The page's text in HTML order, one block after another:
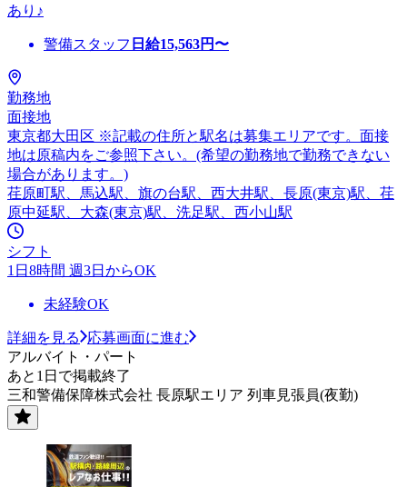
あり♪
警備スタッフ 日給15,563円〜
勤務地
面接地
東京都大田区 ※記載の住所と駅名は募集エリアです。面接
地は原稿内をご参照下さい。(希望の勤務地で勤務できない
場合があります。)
荏原町駅、馬込駅、旗の台駅、西大井駅、長原(東京)駅、荏
原中延駅、大森(東京)駅、洗足駅、西小山駅
シフト
1日8時間 週3日からOK
未経験OK
詳細を見る
応募画面に進む
アルバイト・パート
あと1日で掲載終了
三和警備保障株式会社 長原駅エリア 列車見張員(夜勤)